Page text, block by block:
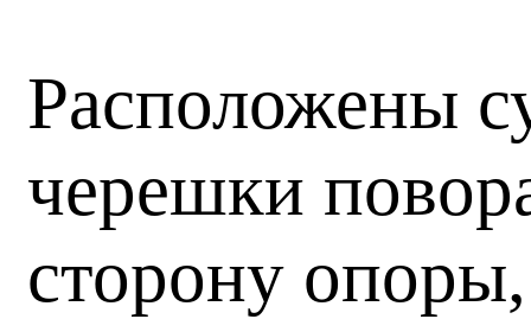
Расположены
черешки
сторону